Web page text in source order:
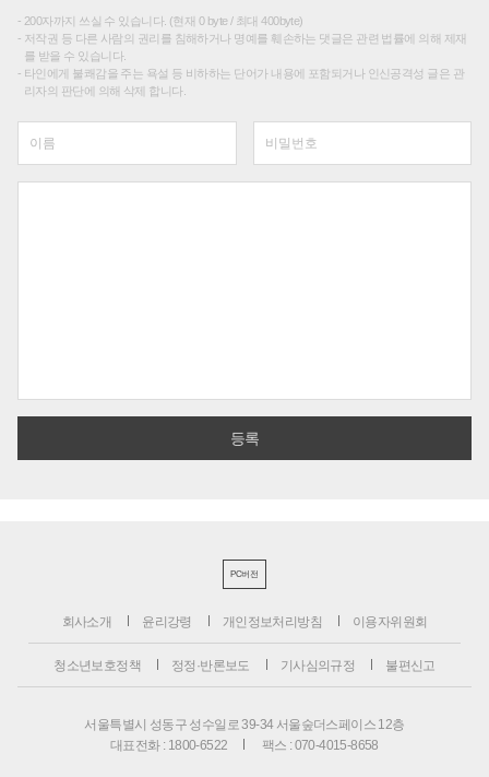
200자까지 쓰실 수 있습니다. (현재 0 byte / 최대 400byte)
저작권 등 다른 사람의 권리를 침해하거나 명예를 훼손하는 댓글은 관련 법률에 의해 제재
를 받을 수 있습니다.
타인에게 불쾌감을 주는 욕설 등 비하하는 단어가 내용에 포함되거나 인신공격성 글은 관
리자의 판단에 의해 삭제 합니다.
PC버전
회사소개 윤리강령 개인정보처리방침 이용자위원회
청소년보호정책 정정·반론보도 기사심의규정 불편신고
서울특별시 성동구 성수일로 39-34 서울숲더스페이스 12층
대표전화 : 1800-6522
팩스 : 070-4015-8658